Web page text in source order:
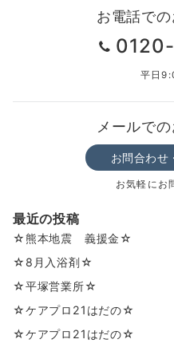
お電話で
平日
メールで
お問合わせ
お気軽にお
最近の投稿
☆熊本地震 義援金☆
☆8月入浴剤☆
☆平塚営業所☆
☆ケアプロ21はだの☆
☆ケアプロ21はだの☆